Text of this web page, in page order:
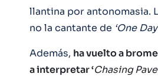
llantina por antonomasia.
no la cantante de ‘One
Además, ha vuelto a
a interpretar ‘Chasing